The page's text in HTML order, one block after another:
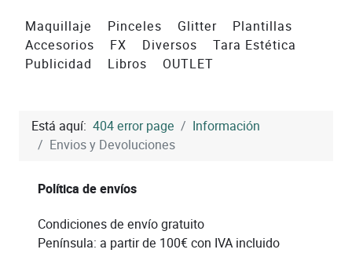
Maquillaje Pinceles Glitter
Plantillas
Accesorios
FX Diversos
Tara Estética
Publicidad
Libros OUTLET
Está aquí: 404 error page
Información
Envios y Devoluciones
Política de envíos
Condiciones de envío gratuito
Península: a partir de 100€ con IVA incluido